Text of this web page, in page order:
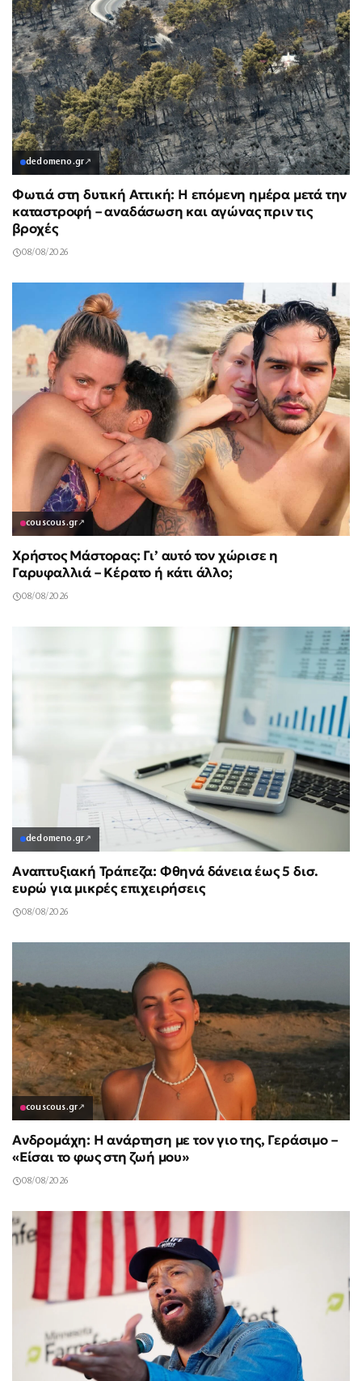
dedomeno.gr↗
Φωτιά στη δυτική Αττική: Η επόμενη ημέρα μετά την
καταστροφή – αναδάσωση και αγώνας πριν τις
βροχές
08/08/2026
couscous.gr↗
Χρήστος Μάστορας: Γι’ αυτό τον χώρισε η
Γαρυφαλλιά – Κέρατο ή κάτι άλλο;
08/08/2026
dedomeno.gr↗
Αναπτυξιακή Τράπεζα: Φθηνά δάνεια έως 5 δισ.
ευρώ για μικρές επιχειρήσεις
08/08/2026
couscous.gr↗
Ανδρομάχη: Η ανάρτηση με τον γιο της, Γεράσιμο –
«Είσαι το φως στη ζωή μου»
08/08/2026